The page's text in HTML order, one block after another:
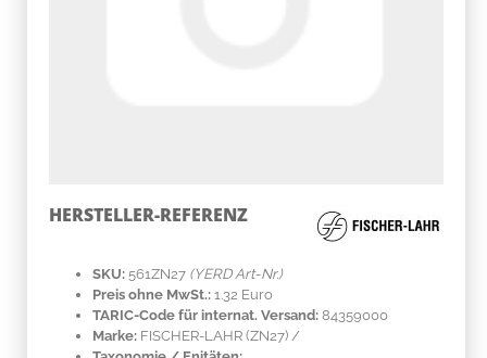
HERSTELLER-REFERENZ
SKU: 561ZN27 (YERD Art-Nr.)
Preis ohne MwSt.: 1.32 Euro
TARIC-Code für internat. Versand: 84359000
Marke: FISCHER-LAHR (ZN27) /